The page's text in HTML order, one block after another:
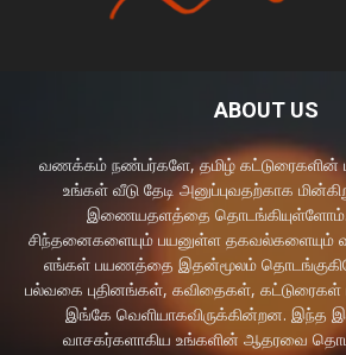
ABOUT US
வணக்கம் நண்பர்களே, தமிழ் கட்டுரைகளின்
உங்கள் வீடு தேடி அனுப்புவதற்காக
இணையதளத்தை தொடங்கியுள்ளோம்.
சிந்தனைகளையும் பயனுள்ள தகவல்களையும்
எங்கள் பயணத்தை இதன்மூலம்
பல்வகை புதினங்கள், கவிதைகள், கட்டுரைகள்
இங்கே வெளியாகவிருக்கின்றன. இந்த
வாசகர்களாகிய உங்களின் ஆதரவை